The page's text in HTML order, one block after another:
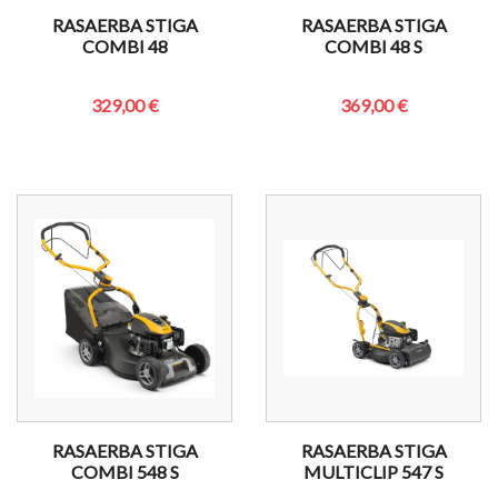
RASAERBA STIGA
COMBI 48
329,00 €
RASAERBA STIGA
COMBI 48 S
369,00 €
RASAERBA STIGA
COMBI 548 S
RASAERBA STIGA
MULTICLIP 547 S